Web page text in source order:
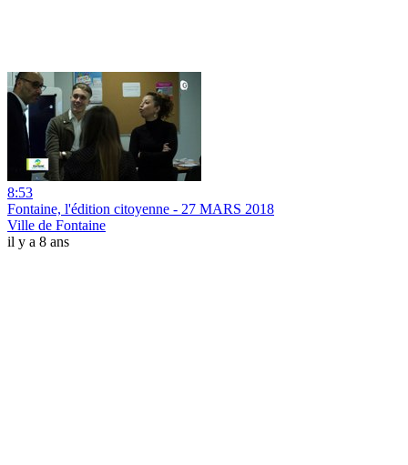
8:53
Fontaine, l'édition citoyenne - 27 MARS 2018
Ville de Fontaine
il y a 8 ans